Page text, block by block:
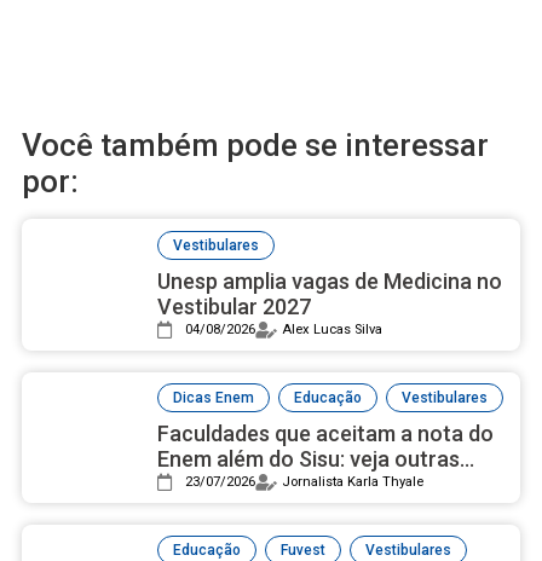
Você também pode se interessar
por:
Vestibulares
Unesp amplia vagas de Medicina no
Vestibular 2027
04/08/2026 Alex Lucas Silva
Dicas Enem , Educação , Vestibulares
Faculdades que aceitam a nota do
Enem além do Sisu: veja outras
formas de ingressar no ensino
23/07/2026 Jornalista Karla Thyale
Educação , Fuvest , Vestibulares